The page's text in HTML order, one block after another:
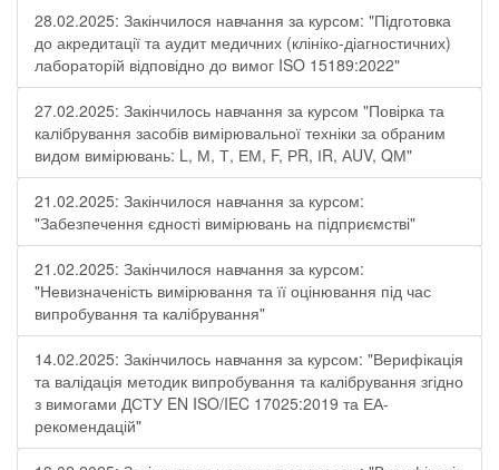
28.02.2025: Закінчилося навчання за курсом: "Підготовка
до акредитації та аудит медичних (клініко-діагностичних)
лабораторій відповідно до вимог ISO 15189:2022"
27.02.2025: Закінчилось навчання за курсом "Повірка та
калібрування засобів вимірювальної техніки за обраним
видом вимірювань: L, М, Т, ЕМ, F, РR, ІR, АUV, QМ"
21.02.2025: Закінчилося навчання за курсом:
"Забезпечення єдності вимірювань на підприємстві"
21.02.2025: Закінчилося навчання за курсом:
"Невизначеність вимірювання та її оцінювання під час
випробування та калібрування"
14.02.2025: Закінчилось навчання за курсом: "Верифікація
та валідація методик випробування та калібрування згідно
з вимогами ДСТУ EN ISO/IEC 17025:2019 та ЕА-
рекомендацій"